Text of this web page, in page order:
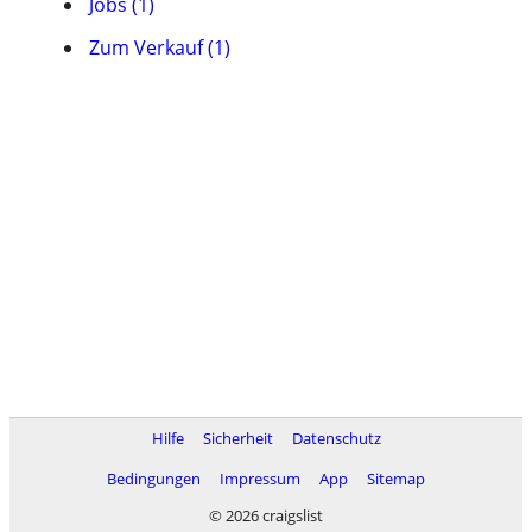
Zum Verkauf (1)
Hilfe Sicherheit
Datenschutz
Bedingungen
Impressum App
Sitemap
© 2026 craigslist